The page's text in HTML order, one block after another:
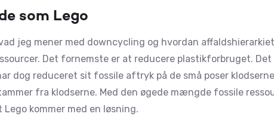
som Lego
jeg mener med downcycling og hvordan
Det fornemste er at reducere plastikforbruget.
dog reduceret sit fossile aftryk på de små poser
fra klodserne. Med den øgede mængde fossile
kommer med en løsning.